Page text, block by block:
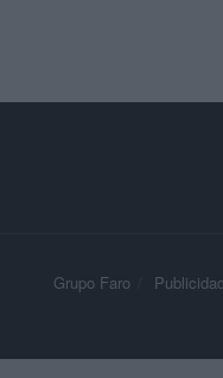
Grupo Faro Publicidad